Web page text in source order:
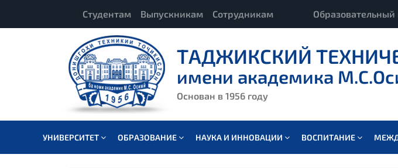
Студентам Выпускникам Сотрудникам Образовательный
ТАДЖИКСКИЙ
имени академика
Основан в 1956 году
УНИВЕРСИТЕТ ОБРАЗОВАНИЕ НАУКА И ИННОВАЦИИ ВОСПИТАНИЕ